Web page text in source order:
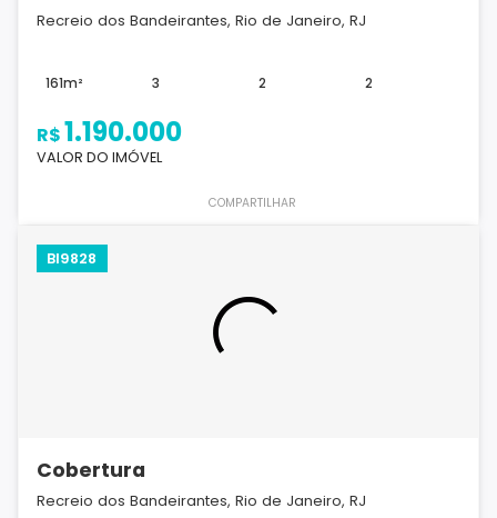
Recreio dos Bandeirantes, Rio de Janeiro, RJ
161m² 3 2 2
R$1.190.000
VALOR DO IMÓVEL
COMPARTILHAR
BI9828
Cobertura
Recreio dos Bandeirantes, Rio de Janeiro, RJ